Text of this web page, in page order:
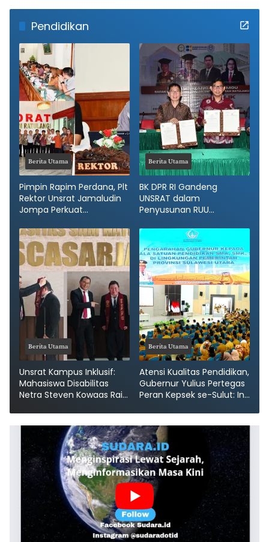
Pendidikan
Berita Utama
Pimpin Rapim Perdana, Plt
Rektor Unsrat Jamaludin
Jompa Perkuat
Akademik
Berita Utama
BK DPR RI Gandeng
UNSRAT dalam
Penyusunan RUU
Berbasis Bukti
Berita Utama
Unsrat Kampus Inklusif:
Mahasiswa Disabilitas
Netra Steven Kowaas Raih
Berita Utama
Atensi Kualitas Pendidikan,
Gubernur Yulius Pertegas
Peran Kepsek se-Sulut: Ini